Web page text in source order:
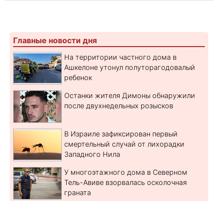
Главные новости дня
На территории частного дома в
Ашкелоне утонул полуторагодовалый
ребенок
Останки жителя Димоны обнаружили
после двухнедельных розысков
В Израиле зафиксирован первый
смертельный случай от лихорадки
Западного Нила
У многоэтажного дома в Северном
Тель-Авиве взорвалась осколочная
граната